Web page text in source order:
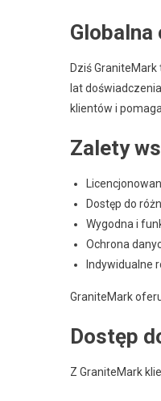
Dziś
lat
klientów i
Zalety
Dostęp do
Wygodna i
Ochrona
Indywidualne
GraniteMark
Dostęp
Z GraniteMark